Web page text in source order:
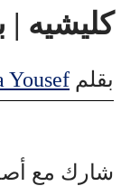
كليشيه |
بقلم Yousef
شارك مع